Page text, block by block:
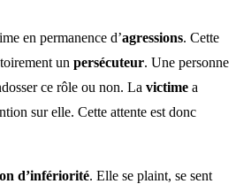
en permanence d’agressions. Cette
un persécuteur. Une personne
ce rôle ou non. La victime a
sur elle. Cette attente est donc
d’infériorité. Elle se plaint, se sent